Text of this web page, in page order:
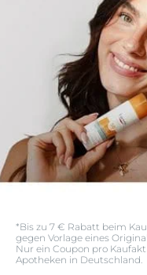
*Bis zu 7 € Rabatt beim
gegen Vorlage eines
Nur ein Coupon pro
Apotheken in Deutschland.